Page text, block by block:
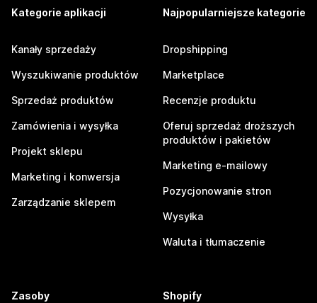
Kategorie aplikacji
Kanały sprzedaży
Wyszukiwanie produktów
Sprzedaż produktów
Zamówienia i wysyłka
Projekt sklepu
Marketing i konwersja
Zarządzanie sklepem
Najpopularniejsze kategorie
Dropshipping
Marketplace
Recenzje produktu
Oferuj sprzedaż droższych
produktów i pakietów
Marketing e-mailowy
Pozycjonowanie stron
Wysyłka
Waluta i tłumaczenie
Zasoby Shopify